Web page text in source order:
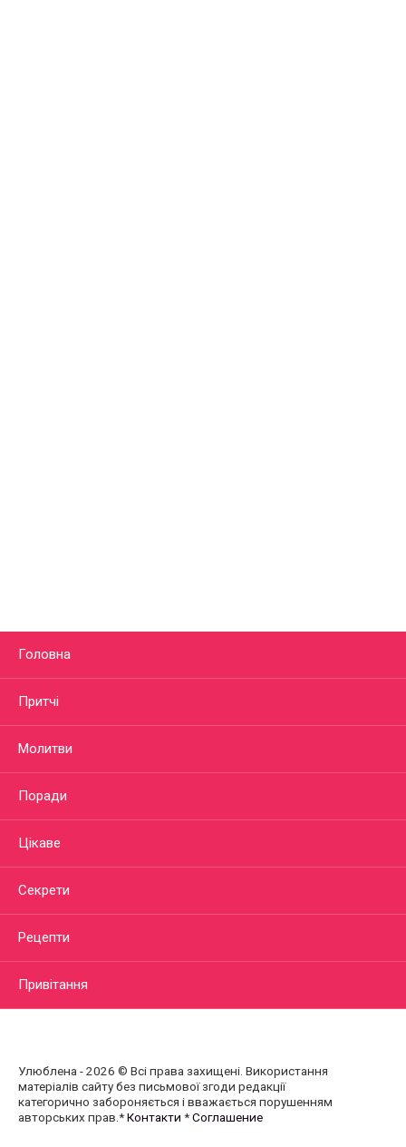
Головна
Притчі
Молитви
Поради
Цікаве
Секрети
Рецепти
Привітання
Улюблена - 2026 © Всі права захищені. Використання
матеріалів сайту без письмової згоди редакції
категорично забороняється і вважається порушенням
авторських прав.*Контакти *Соглашение